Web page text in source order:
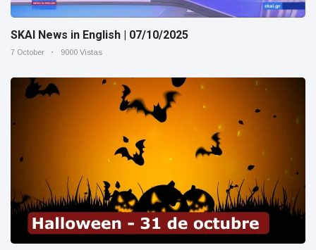
SKAI News in English | 07/10/2025
7 October 9000 Vistas